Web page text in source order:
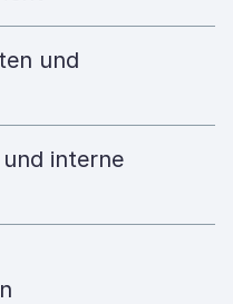
und
interne